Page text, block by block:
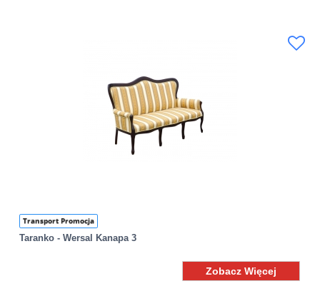
Transport Promocja
Taranko - Wersal Kanapa 3
Zobacz Więcej